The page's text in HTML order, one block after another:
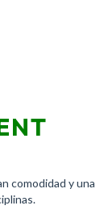
comodidad y una